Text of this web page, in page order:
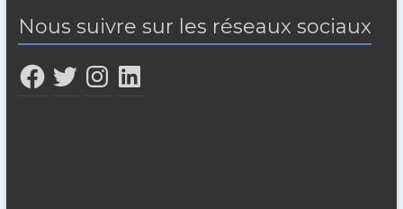
Nous suivre sur les réseaux sociaux